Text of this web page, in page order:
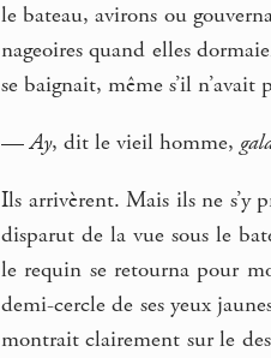
le bateau, avirons ou
nageoires quand elles
se baignait, même s’il n’avait
—Ay, dit le vieil homme,
Ils arrivèrent. Mais ils ne s’y
disparut de la vue sous le
le requin se retourna pour
demi-cercle de ses yeux
montrait clairement sur le